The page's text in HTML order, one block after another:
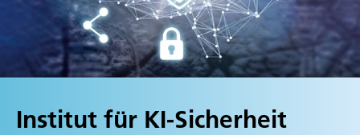
Institut für KI-Sicherheit